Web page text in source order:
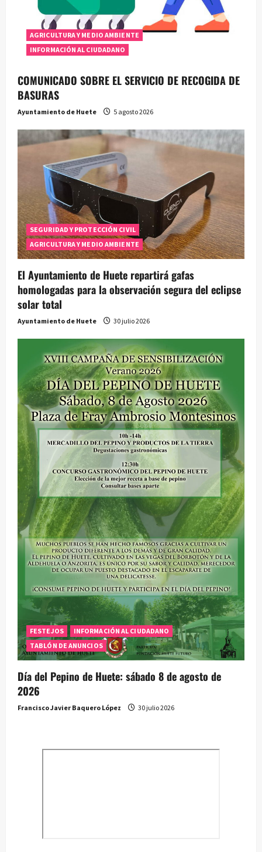
a
d
a
s
AGRICULTURA Y MEDIO AMBIENTE
INFORMACIÓN AL CIUDADANO
COMUNICADO SOBRE EL SERVICIO DE RECOGIDA DE
BASURAS
Ayuntamiento de Huete 5 agosto 2026
SEGURIDAD Y PROTECCIÓN CIVIL
AGRICULTURA Y MEDIO AMBIENTE
El Ayuntamiento de Huete repartirá gafas
homologadas para la observación segura del eclipse
solar total
Ayuntamiento de Huete 30 julio 2026
FESTEJOS
INFORMACIÓN AL CIUDADANO
TABLÓN DE ANUNCIOS
Día del Pepino de Huete: sábado 8 de agosto de
2026
Francisco Javier Baquero López 30 julio 2026